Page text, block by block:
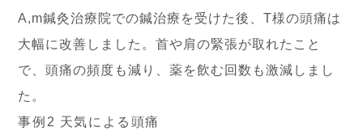
A,m鍼灸治療院での鍼治療を受けた後、T様の頭痛は
大幅に改善しました。首や肩の緊張が取れたこと
で、頭痛の頻度も減り、薬を飲む回数も激減しまし
た。
事例2 天気による頭痛